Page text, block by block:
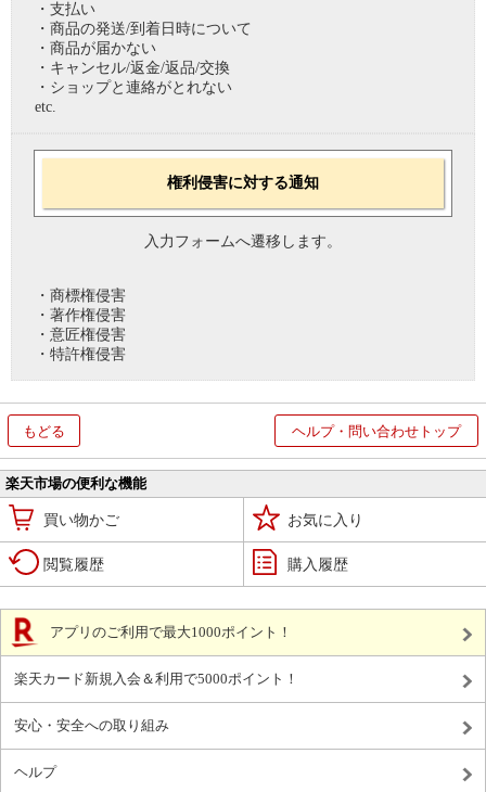
・支払い
・商品の発送/到着日時について
・商品が届かない
・キャンセル/返金/返品/交換
・ショップと連絡がとれない
etc.
権利侵害に対する通知
入力フォームへ遷移します。
・商標権侵害
・著作権侵害
・意匠権侵害
・特許権侵害
もどる ヘルプ・問い合わせトップ
楽天市場の便利な機能
買い物かご お気に入り
閲覧履歴 購入履歴
アプリのご利用で最大1000ポイント！
楽天カード新規入会＆利用で5000ポイント！
安心・安全への取り組み
ヘルプ